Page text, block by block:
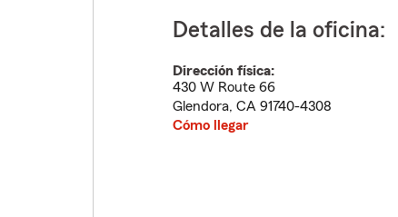
Detalles de la oficina:
Dirección física:
430 W Route 66
Glendora, CA 91740-4308
Cómo llegar